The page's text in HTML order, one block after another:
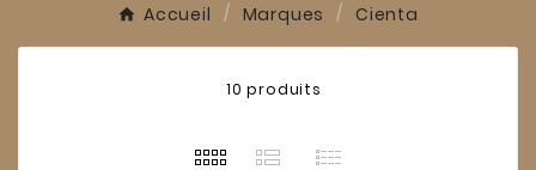
Accueil Marques Cienta
10 produits